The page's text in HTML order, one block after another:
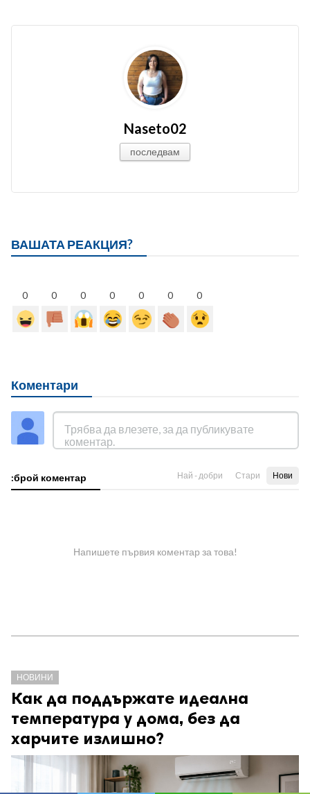
Naseto02
последвам
ВАШАТА РЕАКЦИЯ?
0 0 0 0 0 0 0
Коментари
:брой коментар Най - добри Стари Нови
Напишете първия коментар за това!
НОВИНИ
Как да поддържате идеална
температура у дома, без да
харчите излишно?